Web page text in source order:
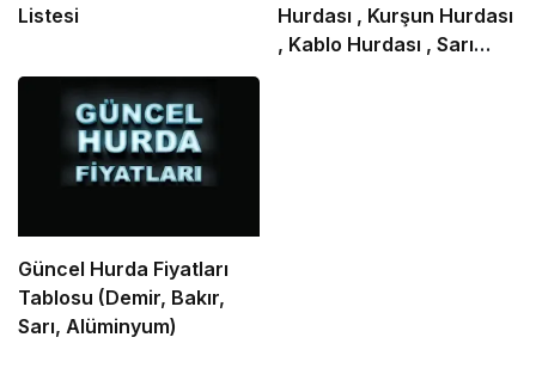
Listesi
Hurdası , Kurşun Hurdası
, Kablo Hurdası , Sarı
Güncel Hurda Fiyatları
Tablosu (Demir, Bakır,
Sarı, Alüminyum)